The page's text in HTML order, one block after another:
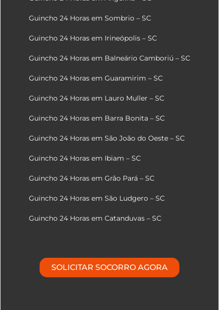
Guincho 24 Horas em Sombrio – SC
Guincho 24 Horas em Irineópolis – SC
Guincho 24 Horas em Balneário Camboriú – SC
Guincho 24 Horas em Guaramirim – SC
Guincho 24 Horas em Lauro Muller – SC
Guincho 24 Horas em Barra Bonita – SC
Guincho 24 Horas em São João do Oeste – SC
Guincho 24 Horas em Ibiam – SC
Guincho 24 Horas em Grão Pará – SC
Guincho 24 Horas em São Ludgero – SC
Guincho 24 Horas em Catanduvas – SC
SOLICITAR SOCORRO AGORA